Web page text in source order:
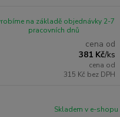
cena od
381 Kč/ks
cena od
315 Kč bez DPH
na základě objednávky 2-7
pracovních dnů
Skladem v e-shopu